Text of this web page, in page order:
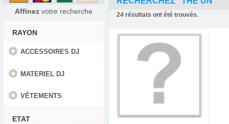
Affinez votre recherche
RAYON
ACCESSOIRES DJ
MATERIEL DJ
VÊTEMENTS
ETAT
24 résultats ont été trouvés.